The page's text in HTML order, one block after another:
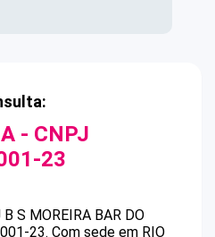
- CNPJ
23
B S MOREIRA BAR DO
23. Com sede em RIO